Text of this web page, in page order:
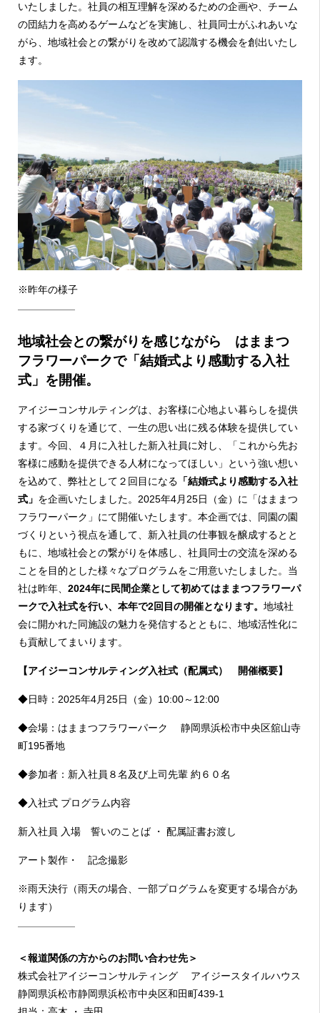
いたしました。社員の相互理解を深めるための企画や、チーム
の団結力を高めるゲームなどを実施し、社員同士がふれあいな
がら、地域社会との繋がりを改めて認識する機会を創出いたし
ます。
※昨年の様子
地域社会との繋がりを感じながら はままつ
フラワーパークで「結婚式より感動する入社
式」を開催。
アイジーコンサルティングは、お客様に心地よい暮らしを提供
する家づくりを通じて、一生の思い出に残る体験を提供してい
ます。今回、４月に入社した新入社員に対し、「これから先お
客様に感動を提供できる人材になってほしい」という強い想い
を込めて、弊社として２回目になる 「結婚式より感動する入社
式」 を企画いたしました。 2025年4月 25日（金）に「はままつ
フラワーパーク」にて開催いたします。本企画では、同園の園
づくりという視点を通して、新入社員の仕事観を醸成するとと
もに、地域社会との繋がりを体感し、社員同士の交流を深める
ことを目的とした様々なプログラムをご用意いたしました。当
社は昨年、 2024年に民間企業として初めてはままつフラワーパ
ークで入社式を行い、本年で2回目の開催となります。 地域社
会に開かれた同施設の魅力を発信するとともに、地域活性化に
も貢献してまいります。
【アイジーコンサルティング入社式（配属式） 開催概要】
◆日時：2025年4月25日（金）10:00～12:00
◆会場：はままつフラワーパーク 静岡県浜松市中央区舘山寺
町195番地
◆参加者：新入社員８名及び上司先輩 約６０名
◆入社式 プログラム内容
新入社員 入場 誓いのことば ・ 配属証書お渡し
アート製作・ 記念撮影
※雨天決行（雨天の場合、一部プログラムを変更する場合があ
ります）
＜報道関係の方からのお問い合わせ先＞
株式会社アイジーコンサルティング アイジースタイルハウス
静岡県浜松市静岡県浜松市中央区和田町439-1